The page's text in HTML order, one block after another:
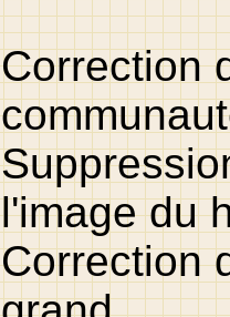
Correction
l'image du
Correction